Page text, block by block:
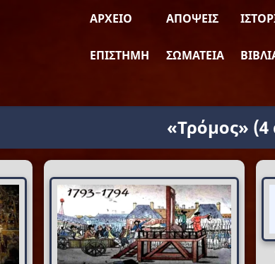
ΑΡΧΕΊΟ ΑΠΌΨΕΙΣ
ΕΠΙΣΤΉΜΗ ΣΩΜΑΤΕΊΑ
«Τρόμος» (4